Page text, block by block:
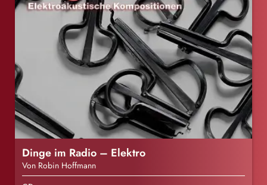
Dinge im Radio – Elektro
Von Robin Hoffmann